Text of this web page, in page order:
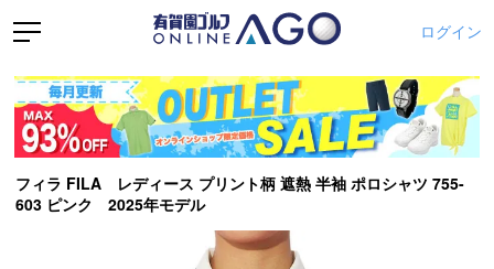
ログイン
フィラ FILA レディース プリント柄 遮熱 半袖 ポロシャツ 755-
603 ピンク 2025年モデル